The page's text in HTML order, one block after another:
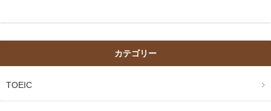
カテゴリー
TOEIC